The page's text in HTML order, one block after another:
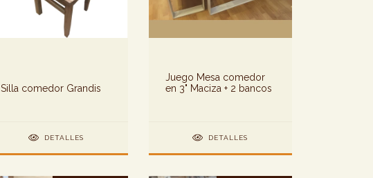
Silla comedor Grandis
DETALLES
Juego Mesa comedor
en 3" Maciza + 2 bancos
DETALLES